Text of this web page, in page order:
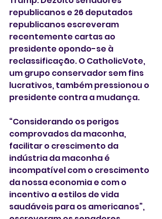
republicanos e 26 deputados
republicanos escreveram
recentemente cartas ao
presidente opondo-se à
reclassificação. O CatholicVote,
um grupo conservador sem fins
lucrativos, também pressionou o
presidente contra a mudança.
“Considerando os perigos
comprovados da maconha,
facilitar o crescimento da
indústria da maconha é
incompatível com o crescimento
da nossa economia e com o
incentivo a estilos de vida
saudáveis ​​para os americanos”,